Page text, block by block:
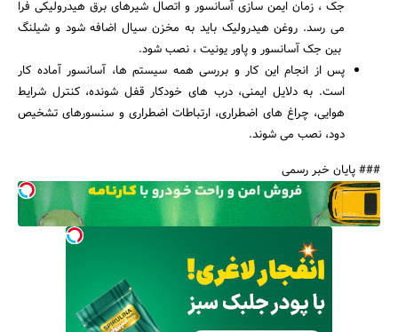
جک ، زمان ایمن سازی آسانسور و اتصال شیرهای برق هیدرولیکی فرا
می رسد. روغن هیدرولیک باید به مخزن سیال اضافه شود و شیلنگ
بین جک آسانسور و پاور یونیت ، نصب شود.
پس از انجام این کار و بررسی همه سیستم ها، آسانسور آماده کار
است. به دلایل ایمنی، درب های خودکار قفل شونده، کنترل شرایط
هوایی، چراغ های اضطراری، ارتباطات اضطراری و سنسورهای تشخیص
دود، نصب می شوند.
### پایان خبر رسمی